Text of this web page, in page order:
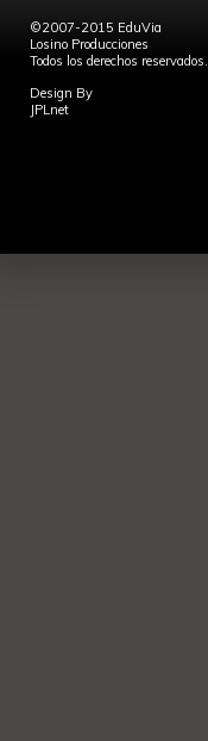
©2007-2015 EduVia
Losino Producciones
Todos los derechos reservados.
Design By
JPLnet